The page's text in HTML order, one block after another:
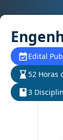
Edital
52 Horas
3